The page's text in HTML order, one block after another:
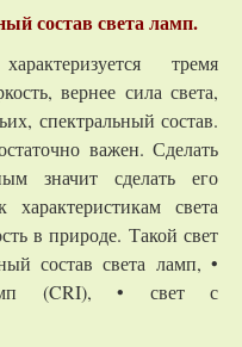
состав света ламп.
тремя
вернее сила света,
спектральный состав.
важен. Сделать
значит сделать его
света
в природе. Такой свет
состав света ламп, •
(CRI), • свет с